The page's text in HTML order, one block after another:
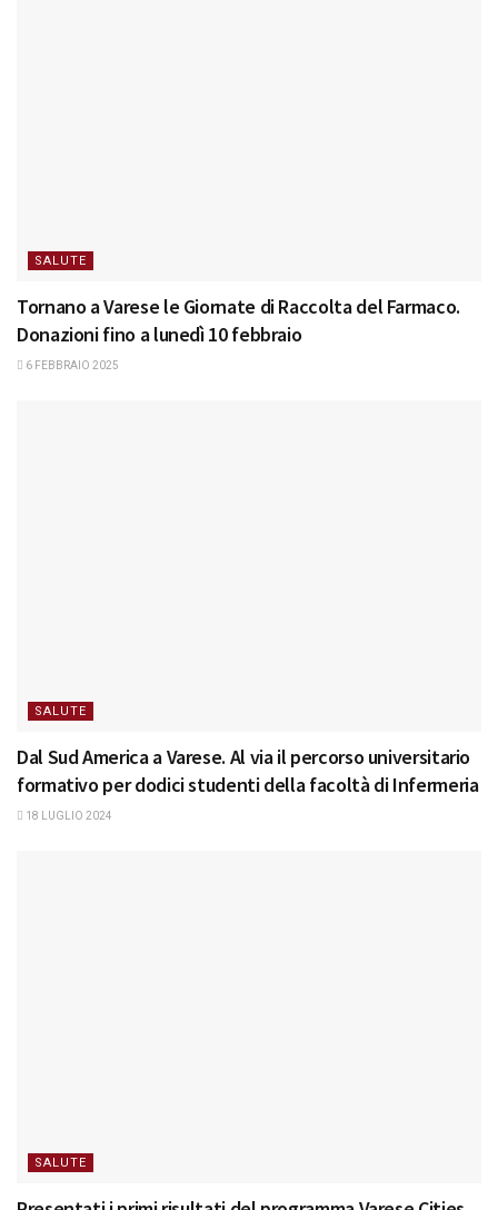
SALUTE
Tornano a Varese le Giornate di Raccolta del Farmaco.
Donazioni fino a lunedì 10 febbraio
6 FEBBRAIO 2025
SALUTE
Dal Sud America a Varese. Al via il percorso universitario
formativo per dodici studenti della facoltà di Infermeria
18 LUGLIO 2024
SALUTE